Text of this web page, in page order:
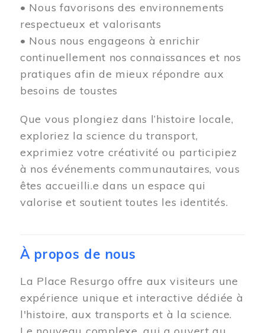
• Nous favorisons des environnements
respectueux et valorisants
• Nous nous engageons à enrichir
continuellement nos connaissances et nos
pratiques afin de mieux répondre aux
besoins de toustes
Que vous plongiez dans l’histoire locale,
exploriez la science du transport,
exprimiez votre créativité ou participiez
à nos événements communautaires, vous
êtes accueilli.e dans un espace qui
valorise et soutient toutes les identités.
À propos de nous
La Place Resurgo offre aux visiteurs une
expérience unique et interactive dédiée à
l'histoire, aux transports et à la science.